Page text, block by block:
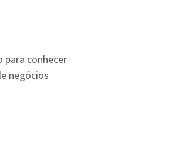
para conhecer
negócios